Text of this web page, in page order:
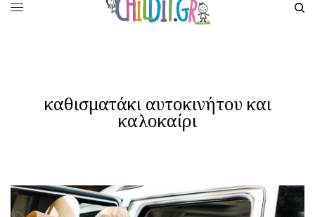
καθισματάκι αυτοκινήτου και
καλοκαίρι